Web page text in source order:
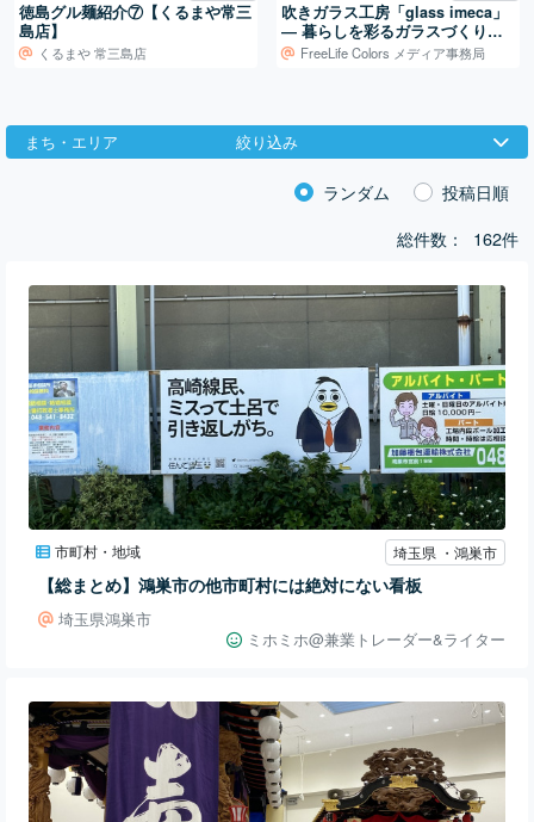
徳島グル麺紹介⑦【くるまや常三
島店】
くるまや 常三島店
吹きガラス工房「glass imeca」
― 暮らしを彩るガラスづくり／
滋賀・葛川
FreeLife Colors メディア事務局
まち・エリア 絞り込み
ランダム
投稿日順
総件数：
162件
市町村・地域 埼玉県 ・鴻巣市
【総まとめ】鴻巣市の他市町村には絶対にない看板
埼玉県鴻巣市
ミホミホ@兼業トレーダー&ライター